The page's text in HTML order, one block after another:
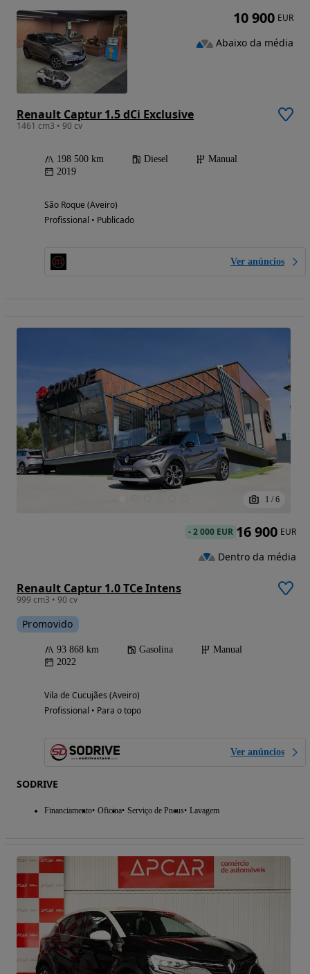
Renault Captur 1.5 dCi Exclusive
1461 cm3 • 90 cv
198 500 km Diesel
Manual
2019
São Roque (Aveiro)
Profissional • Publicado
Ver anúncios
10 900 EUR
Abaixo da média
1 / 6
Renault Captur 1.0 TCe Intens
999 cm3 • 90 cv
Promovido
93 868 km Gasolina
Manual
2022
Vila de Cucujães (Aveiro)
Profissional • Para o topo
Ver anúncios
SODRIVE
Financiamento Oficina Serviço de Pneus Lavagem
-2 000 EUR 16 900 EUR
Dentro da média